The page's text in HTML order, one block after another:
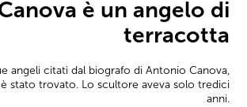
è un angelo di
terracotta
angeli citati dal biografo di Antonio Canova,
è stato trovato. Lo scultore aveva solo tredici
anni.